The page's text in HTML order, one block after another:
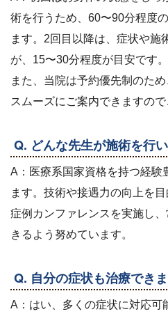
術を行うため、60〜90分程度
ます。2回目以降は、症状や施
が、15〜30分程度が目安です。
また、当院は予約優先制のた
スムーズにご案内できますので
Q. どんな先生が施術を行
A：医療系国家資格を持つ経験
ます。技術や接遇力の向上を
症例カンファレンスを実施し
きるよう努めています。
Q. 自分の症状も治療でき
A：はい、多くの症状に対応可